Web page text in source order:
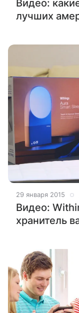
Видео:
лучших
29 января 2015
Видео:
хранитель